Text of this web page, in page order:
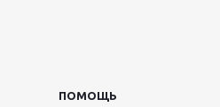
ПОМОЩЬ